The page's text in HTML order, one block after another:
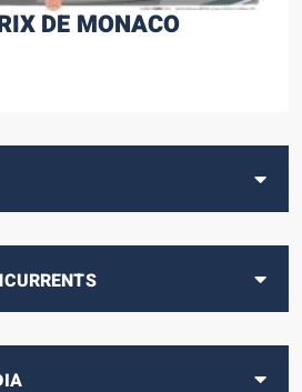
DE MONACO